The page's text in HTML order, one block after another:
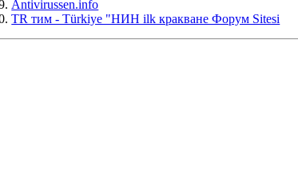
Antivirussen.info
TR тим - Türkiye "НИН ilk кракване Форум Sitesi